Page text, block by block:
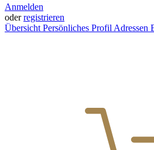
Anmelden
oderregistrieren
Übersicht Persönliches Profil Adressen